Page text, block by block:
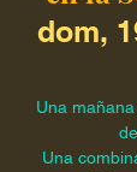
dom,
Una
Una